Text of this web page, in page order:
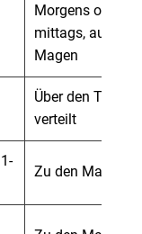
Morgens oder
mittags, auf
Magen
Über den Tag
verteilt
Zu den